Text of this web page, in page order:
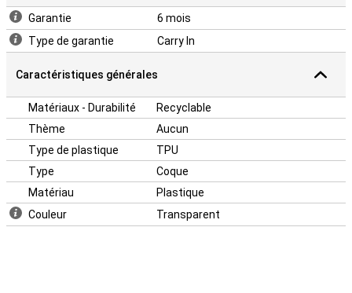
Garantie
6 mois
Type de garantie
Carry In
Caractéristiques générales
Matériaux - Durabilité
Recyclable
Thème
Aucun
Type de plastique
TPU
Type
Coque
Matériau
Plastique
Couleur
Transparent